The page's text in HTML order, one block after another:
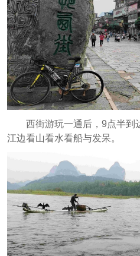
西街游玩一通后，9点半到
江边看山看水看船与发呆。